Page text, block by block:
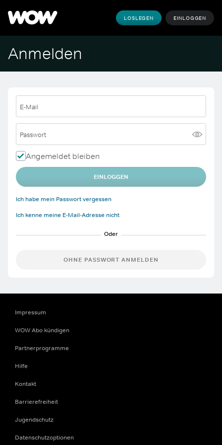
LOSLEGEN EINLOGGEN
Anmelden
E-Mail
Passwort
Angemeldet bleiben
EINLOGGEN
Ich habe mein Passwort vergessen
Ich kenne meine E-Mail-Adresse nicht
OHNE PASSWORT ANMELDEN
Impressum
WOW Abo kündigen
Partnerprogramme
Hilfe
Kontakt
Barrierefreiheit
Jugendschutz
Datenschutzoptionen